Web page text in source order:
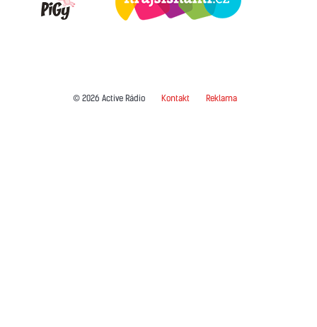
© 2026 Active Rádio Kontakt Reklama